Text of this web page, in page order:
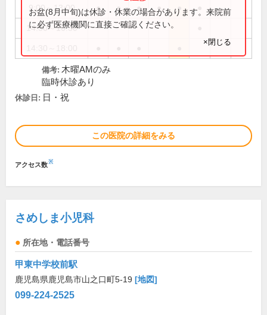
9:00～13:00 ● ● ● ● ●
14:30～16:30
お盆(8月中旬)は休診・休業の場合があります。来院前
に必ず医療機関に直接ご確認ください。
×閉じる
備考: 木曜AMのみ
臨時休診あり
休診日: 日・祝
この医院の詳細をみる
アクセス数※
さめしま小児科
所在地・電話番号
甲東中学校前駅
鹿児島県鹿児島市山之口町5-19 [地図]
099-224-2525